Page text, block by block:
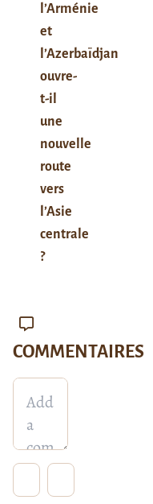
l’Arménie
et
l’Azerbaïdjan
ouvre-
t-il
une
nouvelle
route
vers
l’Asie
centrale
?
COMMENTAIRES